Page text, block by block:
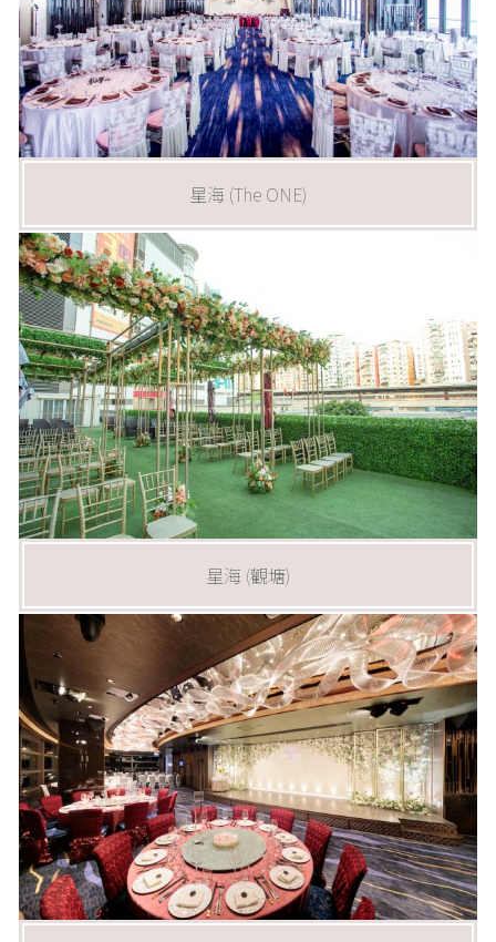
星海 (The ONE)
星海 (觀塘)